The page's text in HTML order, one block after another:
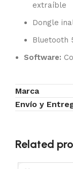
extraíble
Dongle
Bluetooth
Software:
Marca
Envío y
Related